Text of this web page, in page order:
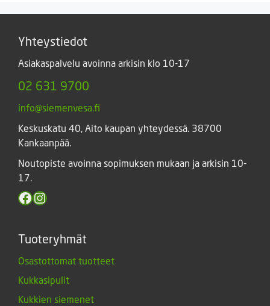
Yhteystiedot
Asiakaspalvelu avoinna arkisin klo 10-17
02 631 9700
info@siemenvesa.fi
Keskuskatu 40, Aito kaupan yhteydessä. 38700
Kankaanpää.
Noutopiste avoinna sopimuksen mukaan ja arkisin 10-
17.
Facebook
Instagram
Tuoteryhmät
Osastottomat tuotteet
Kukkasipulit
Kukkien siemenet